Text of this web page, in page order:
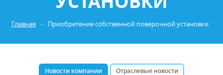
Главная - Приобретение собственной поверочной установки
Новости компании Отраслевые новости